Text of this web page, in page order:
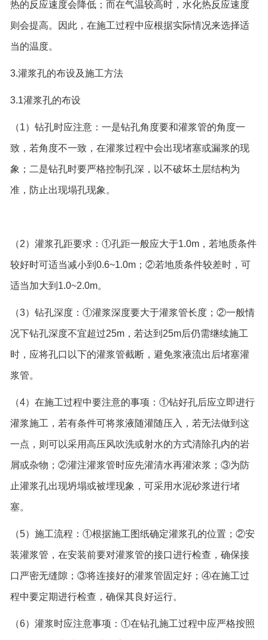
热的反应速度会降低；而在气温较高时，水化热反应速度
则会提高。因此，在施工过程中应根据实际情况来选择适
当的温度。
3.灌浆孔的布设及施工方法
3.1灌浆孔的布设
（1）钻孔时应注意：一是钻孔角度要和灌浆管的角度一
致，若角度不一致，在灌浆过程中会出现堵塞或漏浆的现
象；二是钻孔时要严格控制孔深，以不破坏土层结构为
准，防止出现塌孔现象。
（2）灌浆孔距要求：①孔距一般应大于1.0m，若地质条件
较好时可适当减小到0.6~1.0m；②若地质条件较差时，可
适当加大到1.0~2.0m。
（3）钻孔深度：①灌浆深度要大于灌浆管长度；②一般情
况下钻孔深度不宜超过25m，若达到25m后仍需继续施工
时，应将孔口以下的灌浆管截断，避免浆液流出后堵塞灌
浆管。
（4）在施工过程中要注意的事项：①钻好孔后应立即进行
灌浆施工，若有条件可将浆液随灌随压入，若无法做到这
一点，则可以采用高压风吹洗或射水的方式清除孔内的岩
屑或杂物；②灌注灌浆管时应先灌清水再灌浓浆；③为防
止灌浆孔出现坍塌或被埋现象，可采用水泥砂浆进行堵
塞。
（5）施工流程：①根据施工图纸确定灌浆孔的位置；②安
装灌浆管，在安装前要对灌浆管的接口进行检查，确保接
口严密无缝隙；③将连接好的灌浆管固定好；④在施工过
程中要定期进行检查，确保其良好运行。
（6）灌浆时应注意事项：①在钻孔施工过程中应严格按照